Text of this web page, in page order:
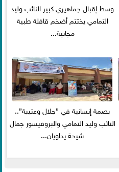
وسط إقبال جماهيري كبير النائب وليد
التمامي يختتم أضخم قافلة طبية
مجانية...
بصمة إنسانية في ”جلال وعتيبة”..
النائب وليد التمامي والبروفيسور جمال
شيحة يداويان...